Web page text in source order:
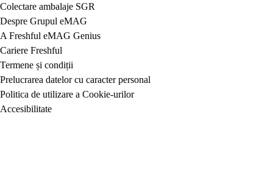
Colectare ambalaje SGR
Despre Grupul eMAG
A Freshful eMAG Genius
Cariere Freshful
Termene și condiții
Prelucrarea datelor cu caracter personal
Politica de utilizare a Cookie-urilor
Accesibilitate